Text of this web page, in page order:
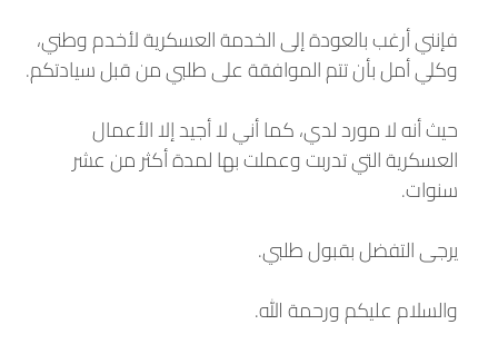
فإنني أرغب بالعودة إلى الخدمة العسكرية لأخدم وطني،
وكلي أمل بأن تتم الموافقة على طلبي من قبل سيادتكم.
حيث أنه لا مورد لدي، كما أني لا أجيد إلا الأعمال
العسكرية التي تدربت وعملت بها لمدة أكثر من عشر
سنوات.
يرجى التفضل بقبول طلبي.
والسلام عليكم ورحمة الله.